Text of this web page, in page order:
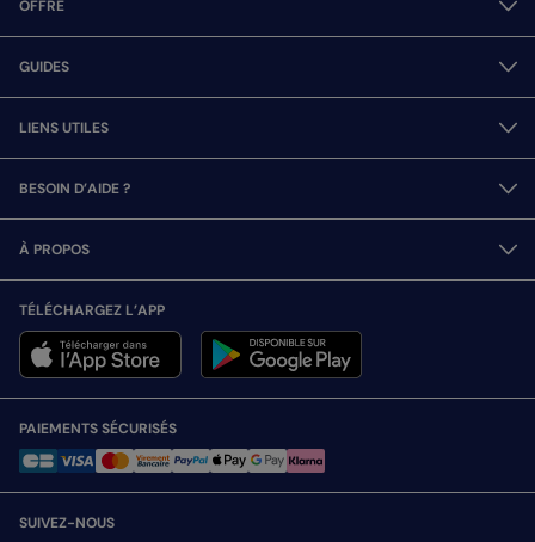
OFFRE
GUIDES
LIENS UTILES
BESOIN D’AIDE ?
À PROPOS
TÉLÉCHARGEZ L’APP
PAIEMENTS SÉCURISÉS
SUIVEZ-NOUS